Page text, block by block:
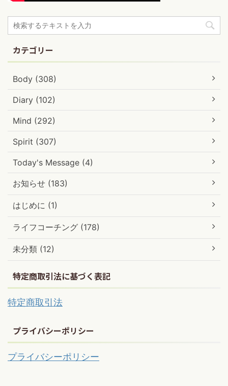
カテゴリー
Body (308)
Diary (102)
Mind (292)
Spirit (307)
Today's Message (4)
お知らせ (183)
はじめに (1)
ライフコーチング (178)
未分類 (12)
特定商取引法に基づく表記
特定商取引法
プライバシーポリシー
プライバシーポリシー